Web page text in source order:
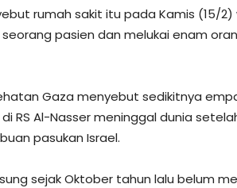
rumah sakit itu pada Kamis (15/
pasien dan melukai enam
Gaza menyebut sedikitnya
RS Al-Nasser meninggal dunia
pasukan Israel.
sejak Oktober tahun lalu belum